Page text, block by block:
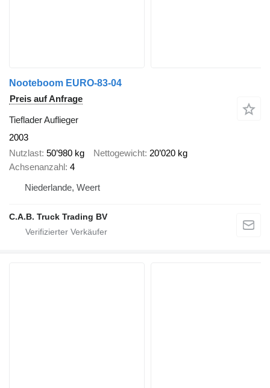
Nooteboom EURO-83-04
Preis auf Anfrage
Tieflader Auflieger
2003
Nutzlast 50’980 kg Nettogewicht 20’020 kg
Achsenanzahl 4
Niederlande, Weert
C.A.B. Truck Trading BV